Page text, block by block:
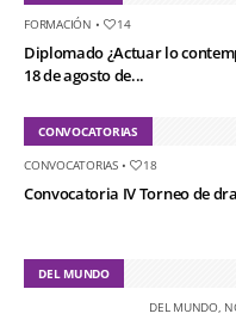
FORMACIÓN • 14
Diplomado ¿Actuar lo
18 de agosto de...
CONVOCATORIAS
CONVOCATORIAS• 18
Convocatoria IV Torneo de
DEL MUNDO
DEL MUNDO,